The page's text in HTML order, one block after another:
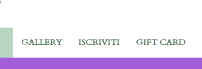
GALLERY ISCRIVITI GIFT CARD